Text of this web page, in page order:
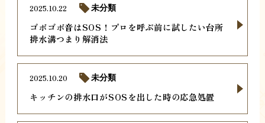
ゴボゴボ音はSOS！プロを呼ぶ前に試したい台所
排水溝つまり解消法
2025.10.22 未分類
キッチンの排水口がSOSを出した時の応急処置
2025.10.20 未分類